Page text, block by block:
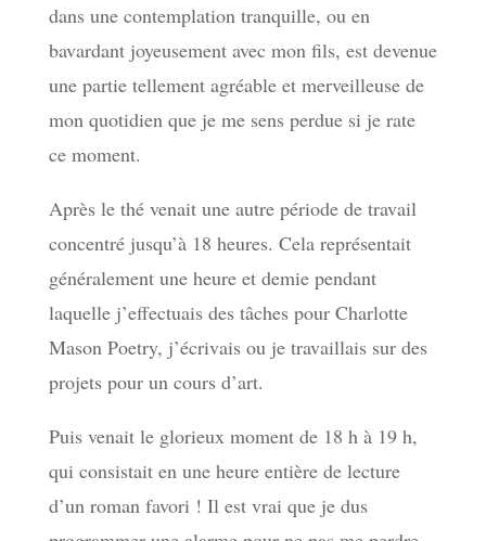
dans une contemplation tranquille, ou en
bavardant joyeusement avec mon fils, est devenue
une partie tellement agréable et merveilleuse de
mon quotidien que je me sens perdue si je rate
ce moment.
Après le thé venait une autre période de travail
concentré jusqu’à 18 heures. Cela représentait
généralement une heure et demie pendant
laquelle j’effectuais des tâches pour Charlotte
Mason Poetry, j’écrivais ou je travaillais sur des
projets pour un cours d’art.
Puis venait le glorieux moment de 18 h à 19 h,
qui consistait en une heure entière de lecture
d’un roman favori ! Il est vrai que je dus